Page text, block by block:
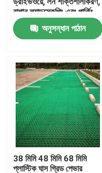
আমাদের সম্পর্কে
কারখানা ভ্রমণ
মান নিয়ন্ত্রণ
আমাদের সাথে যোগাযোগ করুন
উদ্ধৃতির জন্য আবেদন
জিওটেক্সটাইল জিওগ্রিড
বাগান ল্যান্ডস্কেপিং এবং পার্কিং
লটের পাথরের স্থিতিশীলতার জন্য
ব্যবহৃত হয় অনুসন্ধান পাঠান
38 মিমি 48 মিমি 68 মিমি
প্লাস্টিক ঘাস গ্রিড পেভার